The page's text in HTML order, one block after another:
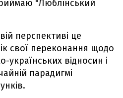
"Люблінський
перспективі це
свої переконання щодо
українських відносин і
парадигмі